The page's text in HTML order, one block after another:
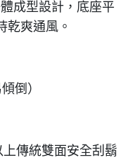
成型設計，底座平
乾爽通風。
倒）
傳統雙面安全刮鬍